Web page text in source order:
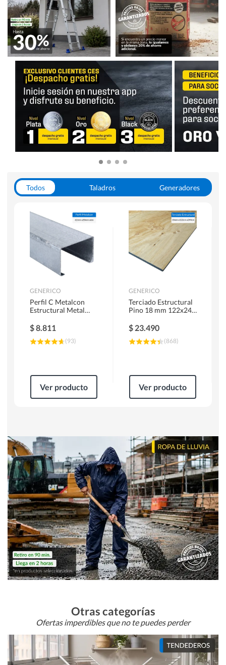
Todos Taladros
Generadores
Herramientas Manuales
Sierras Circulares
GENERICO
Perfil C Metalcon
Estructural Metal
$8.811
(93)
Ver producto
GENERICO
Terciado Estructural
Pino 18 mm 122x244
$ 23.490
(868)
Ver producto
Otras categorías
Ofertas imperdibles que no te puedes perder